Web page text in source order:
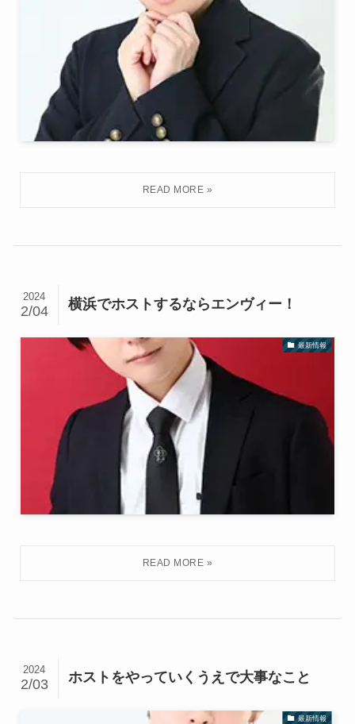
横浜でホストするならエンヴィー！
2024
2/04
最新情報
ホストをやっていくうえで大事なこと
2024
2/03
最新情報